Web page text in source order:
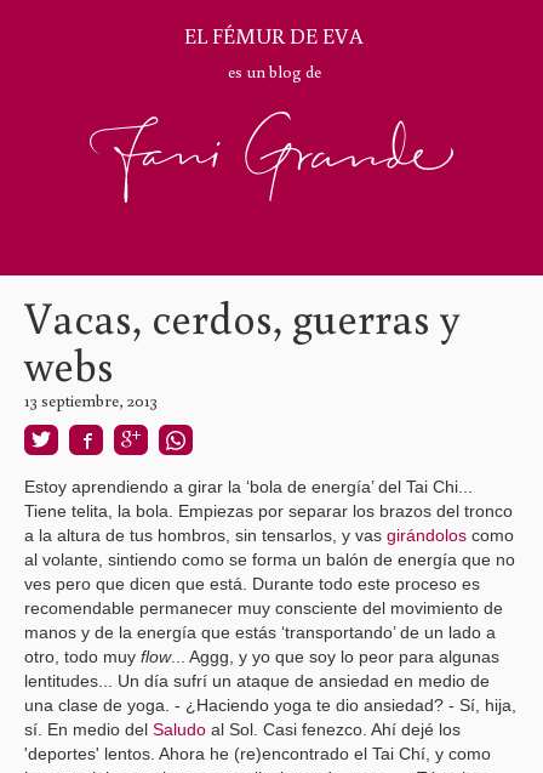
EL FÉMUR DE EVA
es un blog de
Vacas, cerdos, guerras y
webs
13 septiembre, 2013
Estoy aprendiendo a girar la ‘bola de energía’ del Tai Chi...
Tiene telita, la bola. Empiezas por separar los brazos del tronco
a la altura de tus hombros, sin tensarlos, y vas girándolos como
al volante, sintiendo como se forma un balón de energía que no
ves pero que dicen que está. Durante todo este proceso es
recomendable permanecer muy consciente del movimiento de
manos y de la energía que estás ‘transportando’ de un lado a
otro, todo muy flow... Aggg, y yo que soy lo peor para algunas
lentitudes... Un día sufrí un ataque de ansiedad en medio de
una clase de yoga. - ¿Haciendo yoga te dio ansiedad? - Sí, hija,
sí. En medio del Saludo al Sol. Casi fenezco. Ahí dejé los
'deportes' lentos. Ahora he (re)encontrado el Tai Chí, y como